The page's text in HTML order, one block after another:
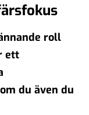
roll
ett
du även du